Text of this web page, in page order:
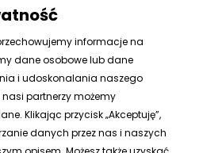
informacje na
dane osobowe lub dane
i udoskonalania naszego
partnerzy możemy
Klikając przycisk „Akceptuję”,
danych przez nas i naszych